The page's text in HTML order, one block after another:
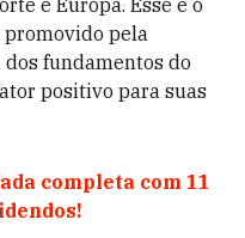
e Europa. Esse é o
pela
dos fundamentos do
positivo para suas
completa com 11